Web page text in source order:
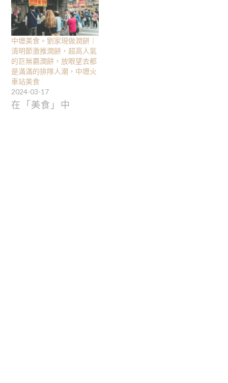
中壢美食。劉家現做潤餅｜
清明節激推潤餅，超高人氣
的巨無霸潤餅，放眼望去都
是滿滿的排隊人潮，中壢火
車站美食
2024-03-17
在「美食」中